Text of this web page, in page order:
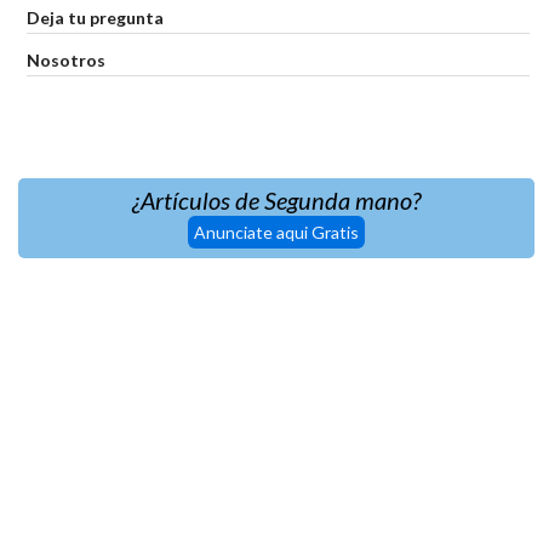
Deja tu pregunta
Nosotros
¿Artículos de Segunda mano?
Anunciate aqui Gratis